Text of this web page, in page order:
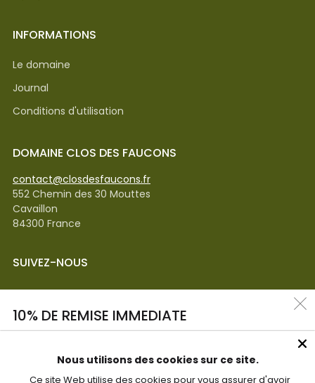
10% DE REMISE IMMEDIATE
Sur votre première commande, en vous inscrivant à notre
newsletter ! Restez au courant des nouveautés, recevez
INFORMATIONS
Le domaine
Journal
Conditions d'utilisation
DOMAINE CLOS DES FAUCONS
contact@closdesfaucons.fr
552 Chemin des 30 Mouttes
Cavaillon
84300 France
SUIVEZ-NOUS
LANGUE
Français
Nous utilisons des cookies sur ce site.
Ce site Web utilise des cookies pour vous assurer d'avoir